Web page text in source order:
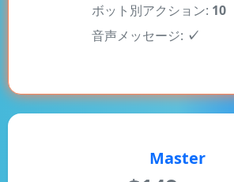
音声メッセージ:✓
149/month